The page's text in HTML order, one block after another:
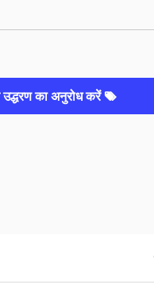
का अनुरोध करें